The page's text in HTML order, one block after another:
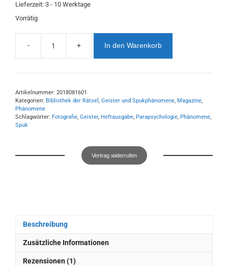
Lieferzeit: 3 - 10 Werktage
Vorrätig
-
Bewertung
von
Geisterfotografien
+ In den Warenkorb
Artikelnummer: 2018081601
Kategorien: Bibliothek der Rätsel , Geister und Spukphänomene, Magazine,
Phänomene
Schlagwörter: Fotografie, Geister, Heftausgabe, Parapsychologie, Phänomene,
Spuk
Vertrag widerrufen
Beschreibung
Zusätzliche Informationen
Rezensionen (1)